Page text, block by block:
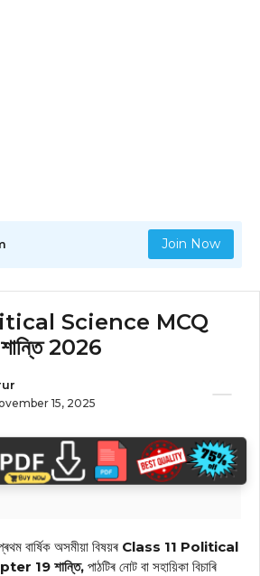
Join Now
Science MCQ
2026
15, 2025
বাৰ্ষিক অসমীয়া বিষয়ৰ Class 11 Political
19 শান্তি, পাঠটিৰ নোট বা সহায়িকা বিচাৰি